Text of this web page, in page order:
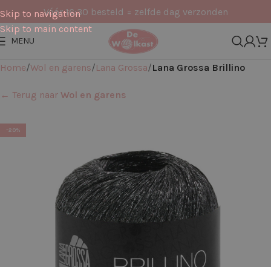
Skip to navigation
Skip to main content
Vóór 16:30 besteld = zelfde dag verzonden
MENU
Home Wol en garens Lana Grossa Lana Grossa Brillino
← Terug naar Wol en garens
-20%